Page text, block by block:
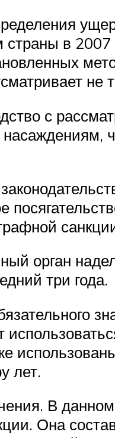
страны в
не
с
орган
три года.
лет.
В
Она